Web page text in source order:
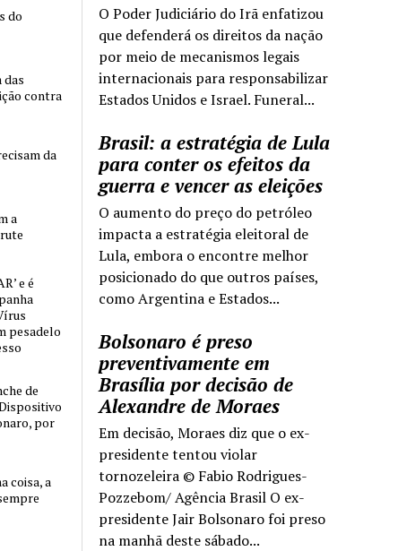
O Poder Judiciário do Irã enfatizou
que defenderá os direitos da nação
por meio de mecanismos legais
internacionais para responsabilizar
Estados Unidos e Israel. Funeral...
Brasil: a estratégia de Lula
para conter os efeitos da
guerra e vencer as eleições
O aumento do preço do petróleo
impacta a estratégia eleitoral de
Lula, embora o encontre melhor
posicionado do que outros países,
como Argentina e Estados...
Bolsonaro é preso
preventivamente em
Brasília por decisão de
Alexandre de Moraes
Em decisão, Moraes diz que o ex-
presidente tentou violar
tornozeleira © Fabio Rodrigues-
Pozzebom/ Agência Brasil O ex-
presidente Jair Bolsonaro foi preso
na manhã deste sábado...
do
das
contra
da
a
e é
pesadelo
de
por
coisa, a